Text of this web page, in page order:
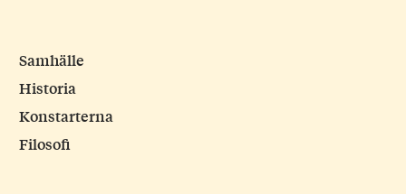
Samhälle
Historia
Konstarterna
Filosofi